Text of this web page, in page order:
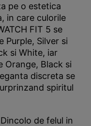
pe o estetica
in care culorile
FIT 5 se
Purple, Silver si
si White, iar
Orange, Black si
discreta se
spiritul
Dincolo de felul in